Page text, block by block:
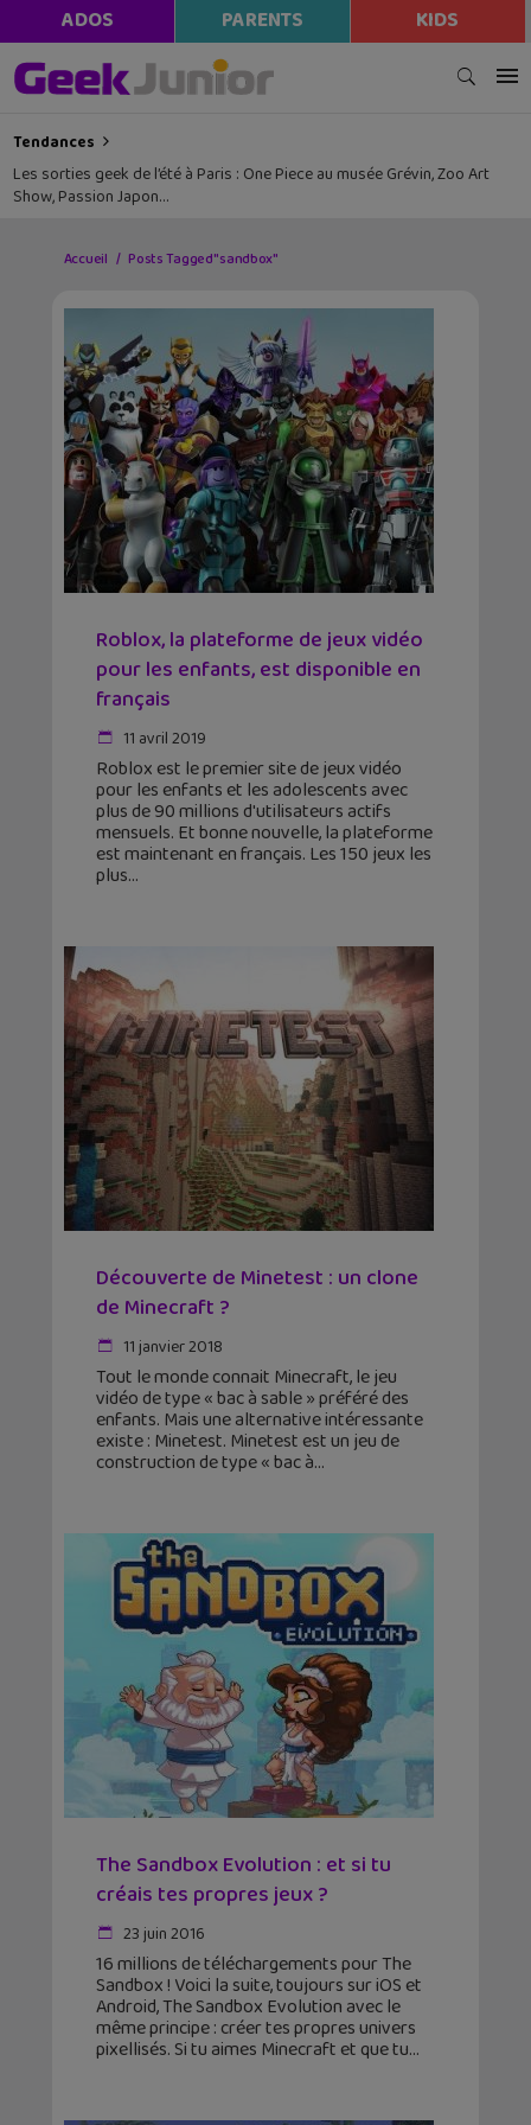
ADOS PARENTS KIDS
Tendances
Les sorties geek de l’été à Paris : One Piece au musée Grévin, Zoo Art
Show, Passion Japon…
Accueil Posts Tagged "sandbox"
Roblox, la plateforme de jeux vidéo
pour les enfants, est disponible en
français
11 avril 2019
Roblox est le premier site de jeux vidéo
pour les enfants et les adolescents avec
plus de 90 millions d'utilisateurs actifs
mensuels. Et bonne nouvelle, la plateforme
est maintenant en français. Les 150 jeux les
plus
Découverte de Minetest : un clone
de Minecraft ?
11 janvier 2018
Tout le monde connait Minecraft, le jeu
vidéo de type « bac à sable » préféré des
enfants. Mais une alternative intéressante
existe : Minetest. Minetest est un jeu de
construction de type « bac à
The Sandbox Evolution : et si tu
créais tes propres jeux ?
23 juin 2016
16 millions de téléchargements pour The
Sandbox ! Voici la suite, toujours sur iOS et
Android, The Sandbox Evolution avec le
même principe : créer tes propres univers
pixellisés. Si tu aimes Minecraft et que tu